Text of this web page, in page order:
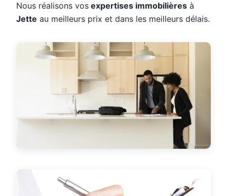
Nous réalisons vos expertises immobilières à
Jette au meilleurs prix et dans les meilleurs délais.